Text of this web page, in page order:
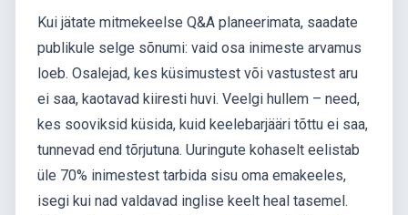
Kui jätate mitmekeelse Q&A planeerimata, saadate
publikule selge sõnumi: vaid osa inimeste arvamus
loeb. Osalejad, kes küsimustest või vastustest aru
ei saa, kaotavad kiiresti huvi. Veelgi hullem – need,
kes sooviksid küsida, kuid keelebarjääri tõttu ei saa,
tunnevad end tõrjutuna. Uuringute kohaselt eelistab
üle 70% inimestest tarbida sisu oma emakeeles,
isegi kui nad valdavad inglise keelt heal tasemel.